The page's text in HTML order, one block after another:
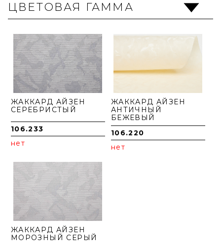
ЦВЕТОВАЯ ГАММА
ЖАККАРД АЙЗЕН
СЕРЕБРИСТЫЙ
106.233
нет
ЖАККАРД АЙЗЕН
АНТИЧНЫЙ
БЕЖЕВЫЙ
106.220
нет
ЖАККАРД АЙЗЕН
МОРОЗНЫЙ СЕРЫЙ